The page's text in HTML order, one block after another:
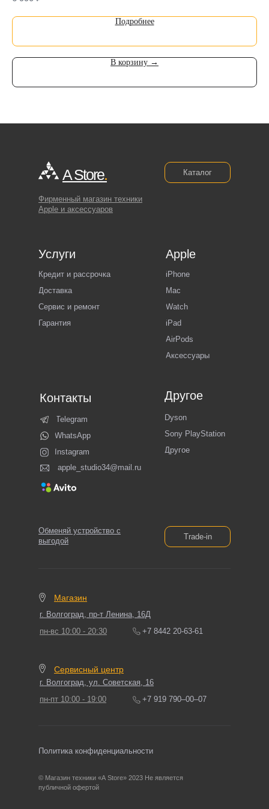
Подробнее
В корзину →
г. Волгоград, пр-т Ленина, 16Д
пн-вс 10:00 - 20:30
A Store.
© Магазин техники «A Store» 2023 Не является
публичной офертой
Политика конфиденциальности
Фирменный магазин техники
Apple и аксессуаров
iPhone
Watch
iPad
Mac
AirPods
Аксессуары
Dyson
Другое
Sony PlayStation
+7 8442 20-63-61
Trade-in
Telegram
WhatsApp
Гарантия
Сервис и ремонт
Доставка
Кредит и рассрочка
Услуги Apple
Другое
Магазин
Сервисный центр
г. Волгоград, ул. Советская, 16
пн-пт 10:00 - 19:00
+7 919 790‒00‒07
Instagram
apple_studio34@mail.ru
Контакты
Обменяй устройство с
выгодой
Каталог